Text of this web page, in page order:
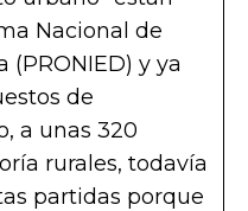
Nacional de
y ya
de
a unas 320
rurales, todavía
partidas porque